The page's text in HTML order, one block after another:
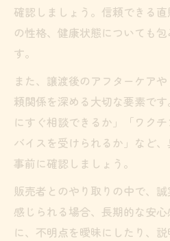
確認しましょう。信頼できる
の性格、健康状態についても
す。
また、譲渡後のアフターケア
頼関係を深める大切な要素で
にすぐ相談できるか」「ワク
バイスを受けられるか」など
事前に確認しましょう。
販売者とのやり取りの中で、
感じられる場合、長期的な安
に、不明点を曖昧にしたり、